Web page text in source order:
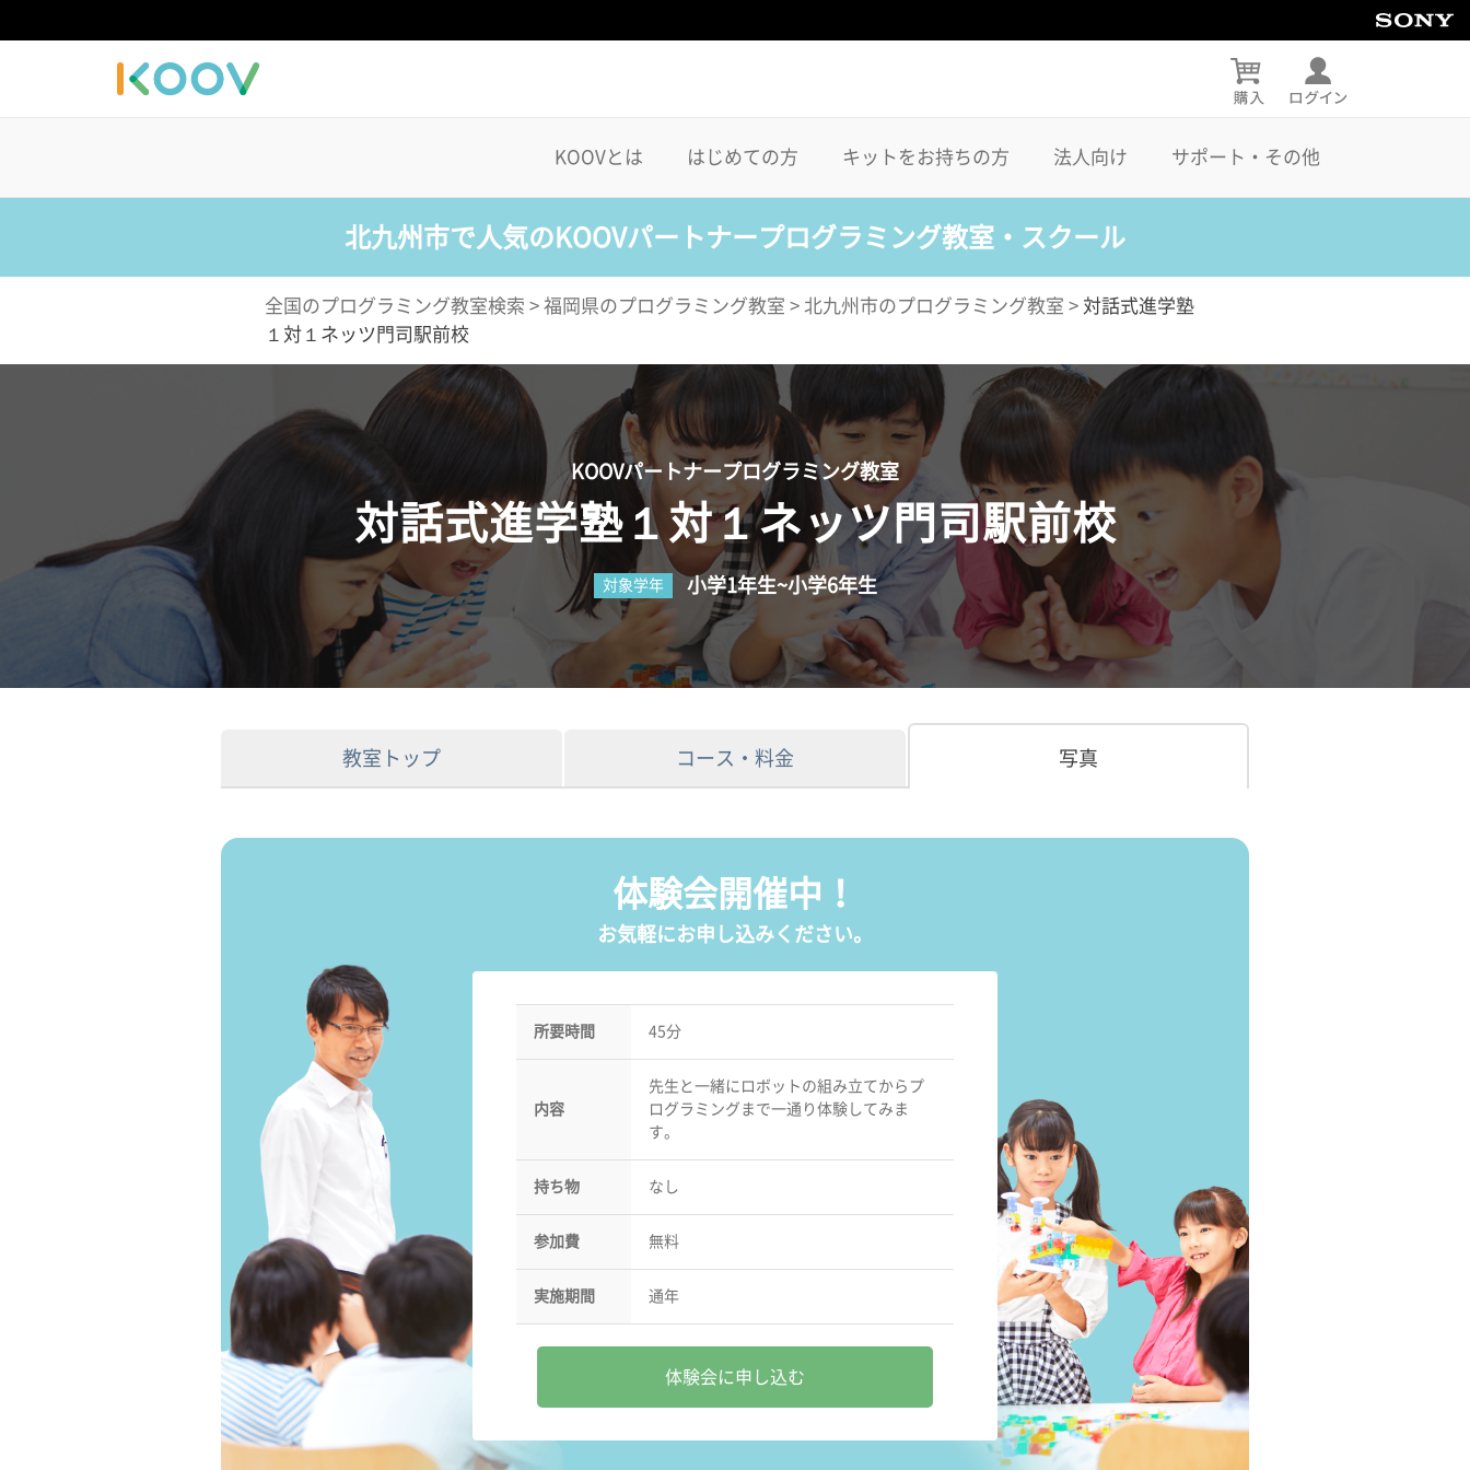
KOOVとは はじめての方 キットをお持ちの方 法人向け サポート・その他
北九州市で人気のKOOVパートナープログラミング教室・スクール
全国のプログラミング教室検索 > 福岡県のプログラミング教室 > 北九州市のプログラミング教室 > 対話式進学塾
１対１ネッツ門司駅前校
KOOVパートナープログラミング教室
対話式進学塾１対１ネッツ門司駅前校
対象学年 小学1年生~小学6年生
教室トップ コース・料金 写真
体験会開催中！
お気軽にお申し込みください。
所要時間 45分
内容
先生と一緒にロボットの組み立てからプ
ログラミングまで一通り体験してみま
す。
持ち物 なし
参加費 無料
実施期間 通年
体験会に申し込む